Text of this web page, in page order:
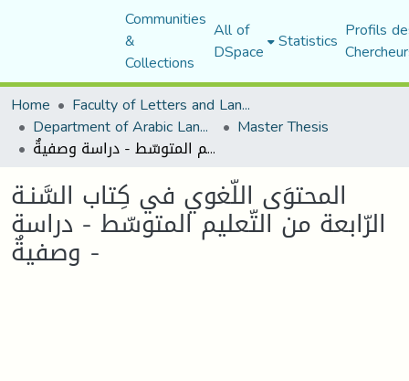
Communities
&
Collections
All of
DSpace Statistics Profils
Home
Faculty of Letters and Languages
Department of Arabic Language and Literature Master Thesis
المحتوَى اللّغوي في كِتاب السَّنـة الرّابعة من التّعليم المتوسّط - دراسة وصفيةٌ -
المحتوَى اللّغوي في كِتاب السَّنـة
الرّابعة من التّعليم المتوسّط - دراسة
وصفيةٌ -